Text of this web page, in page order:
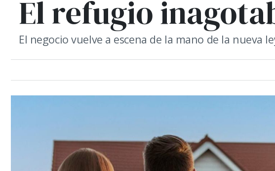
El refugio
El negocio vuelve a escena de la mano de la nueva